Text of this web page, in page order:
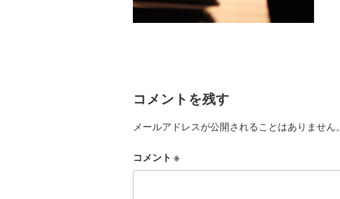
コメントを残す
メールアドレスが公開されることはありません。
コメント ※